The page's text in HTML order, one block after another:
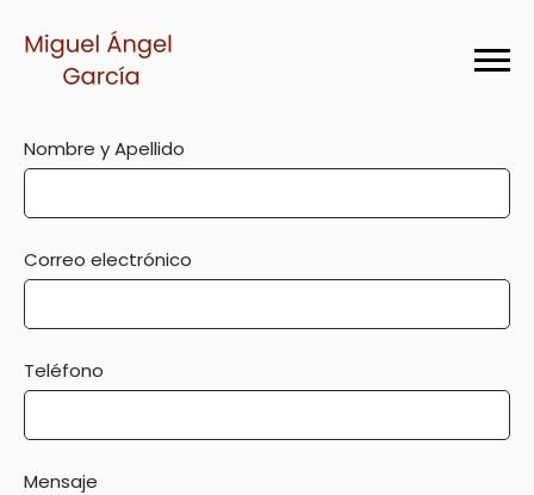
Nombre y Apellido
Correo electrónico
Teléfono
Mensaje